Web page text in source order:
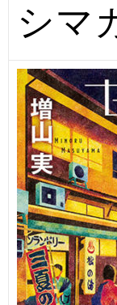
シマ